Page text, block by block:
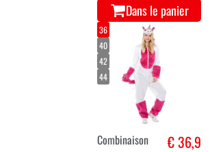
Dans le panier
36
40
42
44
Combinaison
€ 36,9